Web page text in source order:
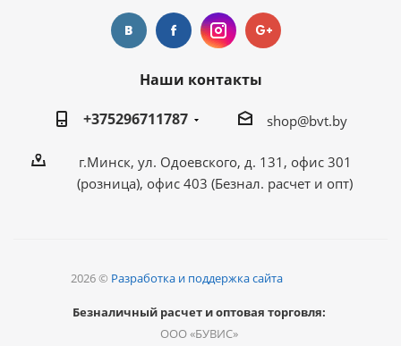
Наши контакты
+375296711787
shop@bvt.by
г.Минск, ул. Одоевского, д. 131, офис 301
(розница), офис 403 (Безнал. расчет и опт)
2026 © Разработка и поддержка сайта
Безналичный расчет и оптовая торговля:
ООО «БУВИС»